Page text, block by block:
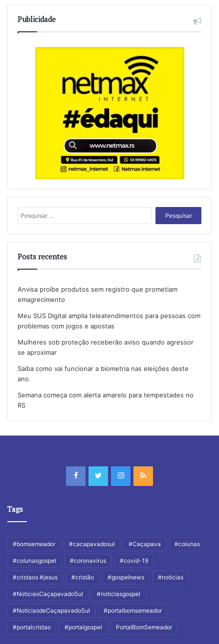
Publicidade
por:
Posts recentes
Anvisa proíbe produtos sem registro que prometiam
emagrecimento
Meu SUS Digital amplia teleatendimentos para pessoas com
problemas com jogos e apostas
Mulheres sob proteção receberão aviso quando agressor
se aproximar
Saiba como vai funcionar a biometria nas eleições deste
ano
Semana começa com alerta amarelo para tempestades no
RS
Tags
#bomsemeador #cacapavadosul #Caçapava #colunas
#colunasgospel #coronavirus #covid-19
#cristaos #jesus #cristão #gospelnews #noticias
#NoticiasCaçapavadoSul #noticiasgospel
#NotíciasdeCaçapavadoSul #portalbomsemeador
#portalcristao #portalgospel PortalBomSemeador